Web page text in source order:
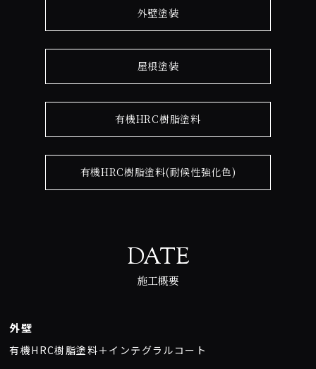
外壁塗装
屋根塗装
有機HRC樹脂塗料
有機HRC樹脂塗料(耐候性強化色)
DATE
施工概要
外壁
有機HRC樹脂塗料＋インテグラルコート